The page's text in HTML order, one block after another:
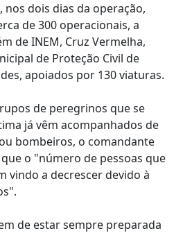
nos dois dias da operação,
de 300 operacionais, a
de INEM, Cruz Vermelha,
de Proteção Civil de
apoiados por 130 viaturas.
de peregrinos que se
já vêm acompanhados de
bombeiros, o comandante
o "número de pessoas que
vindo a decrescer devido à
de estar sempre preparada